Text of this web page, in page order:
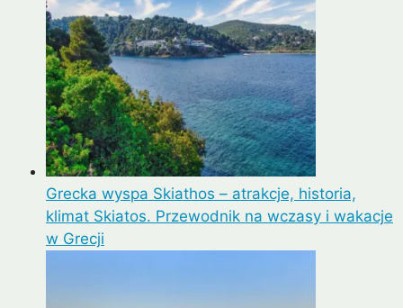
Grecka wyspa Skiathos – atrakcje, historia,
klimat Skiatos. Przewodnik na wczasy i wakacje
w Grecji